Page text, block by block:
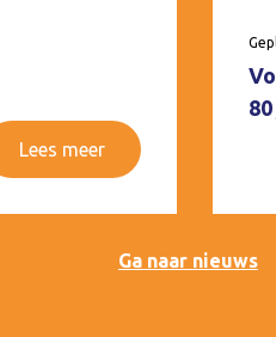
Lees meer
Ga naar nieuws